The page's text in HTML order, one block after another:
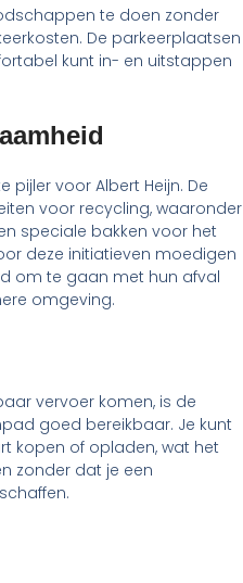
te doen zonder
De parkeerplaatsen
kunt in- en uitstappen
pijler voor Albert Heijn. De
voor recycling, waaronder
speciale bakken voor het
deze initiatieven moedigen
om te gaan met hun afval
omgeving.
vervoer komen, is de
goed bereikbaar. Je kunt
kopen of opladen, wat het
zonder dat je een